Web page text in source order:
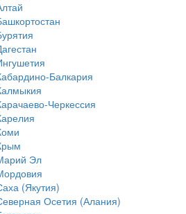
Балкария
Черкессия
Эл
(Якутия)
Осетия (Алания)